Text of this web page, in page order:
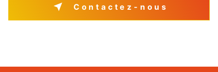
Contactez-nous